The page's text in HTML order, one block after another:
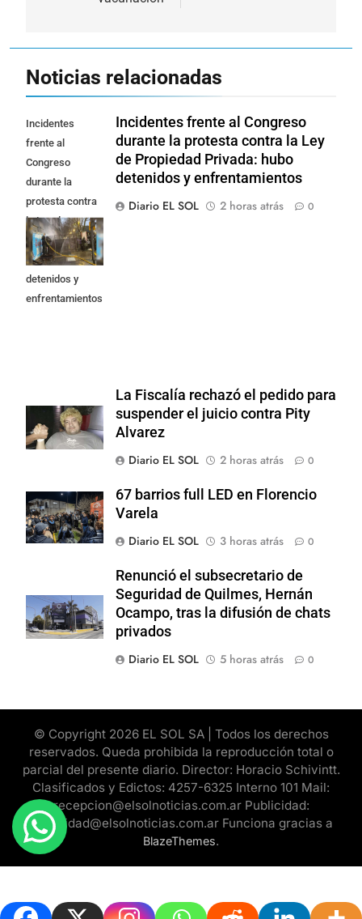
Noticias relacionadas
Incidentes
frente al
Congreso
durante la
protesta contra
la Ley de
Propiedad
Privada: hubo
detenidos y
enfrentamientos
Incidentes frente al Congreso
durante la protesta contra la Ley
de Propiedad Privada: hubo
detenidos y enfrentamientos
Diario EL SOL
2 horas atrás 0
La Fiscalía rechazó el pedido para
suspender el juicio contra Pity
Alvarez
Diario EL SOL
2 horas atrás 0
67 barrios full LED en Florencio
Varela
Diario EL SOL
3 horas atrás 0
Renunció el subsecretario de
Seguridad de Quilmes, Hernán
Ocampo, tras la difusión de chats
privados
Diario EL SOL
5 horas atrás 0
© Copyright 2026 EL SOL SA | Todos los derechos
reservados. Queda prohibida la reproducción total o
parcial del presente diario. Director: Horacio Schivintt.
Clasificados y Edictos: 4257-6325 Interno 101 Mail:
recepcion@elsolnoticias.com.ar Publicidad:
publicidad@elsolnoticias.com.ar Funciona gracias a
BlazeThemes.